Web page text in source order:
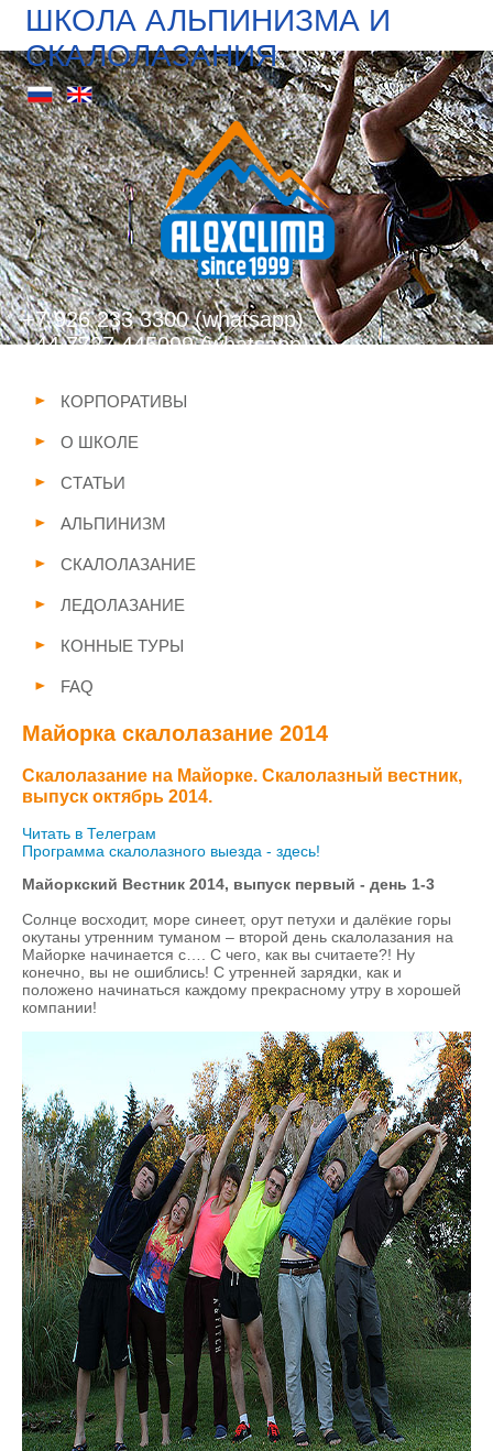
ШКОЛА АЛЬПИНИЗМА И
СКАЛОЛАЗАНИЯ
+7 926 233 3300 (whatsapp)
+44 7727 445099 (whatsapp)
КОРПОРАТИВЫ
О ШКОЛЕ
СТАТЬИ
АЛЬПИНИЗМ
СКАЛОЛАЗАНИЕ
ЛЕДОЛАЗАНИЕ
КОННЫЕ ТУРЫ
FAQ
Майорка скалолазание 2014
Скалолазание на Майорке. Скалолазный вестник,
выпуск октябрь 2014.
Читать в Телеграм
Программа скалолазного выезда - здесь!
Майоркский Вестник 2014, выпуск первый - день 1-3
Солнце восходит, море синеет, орут петухи и далёкие горы
окутаны утренним туманом – второй день скалолазания на
Майорке начинается с…. С чего, как вы считаете?! Ну
конечно, вы не ошиблись! С утренней зарядки, как и
положено начинаться каждому прекрасному утру в хорошей
компании!